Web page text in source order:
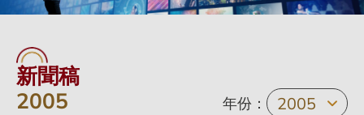
新聞稿
2005
年份：